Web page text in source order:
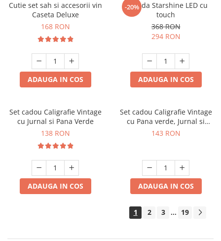
Cutie set sah si accesorii vin
Caseta Deluxe
168 RON
ADAUGA IN COS
-20%
Oglinda Starshine LED cu
touch
368 RON
294 RON
ADAUGA IN COS
Set cadou Caligrafie Vintage
cu Jurnal si Pana Verde
138 RON
ADAUGA IN COS
Set cadou Caligrafie Vintage
cu Pana verde, Jurnal si
Suport pentru stilou, 9 piese
143 RON
ADAUGA IN COS
1 2 3 ... 19